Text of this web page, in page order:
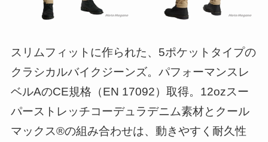
スリムフィットに作られた、5ポケットタイプの
クラシカルバイクジーンズ。パフォーマンスレ
ベルAのCE規格（EN 17092）取得。12ozスー
パーストレッチコーデュラデニム素材とクール
マックス®の組み合わせは、動きやすく耐久性